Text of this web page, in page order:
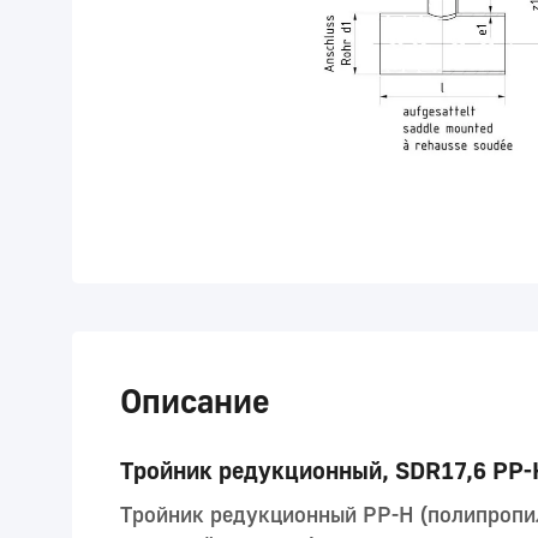
Описание
Тройник редукционный, SDR17,6
Тройник редукционный PP-H